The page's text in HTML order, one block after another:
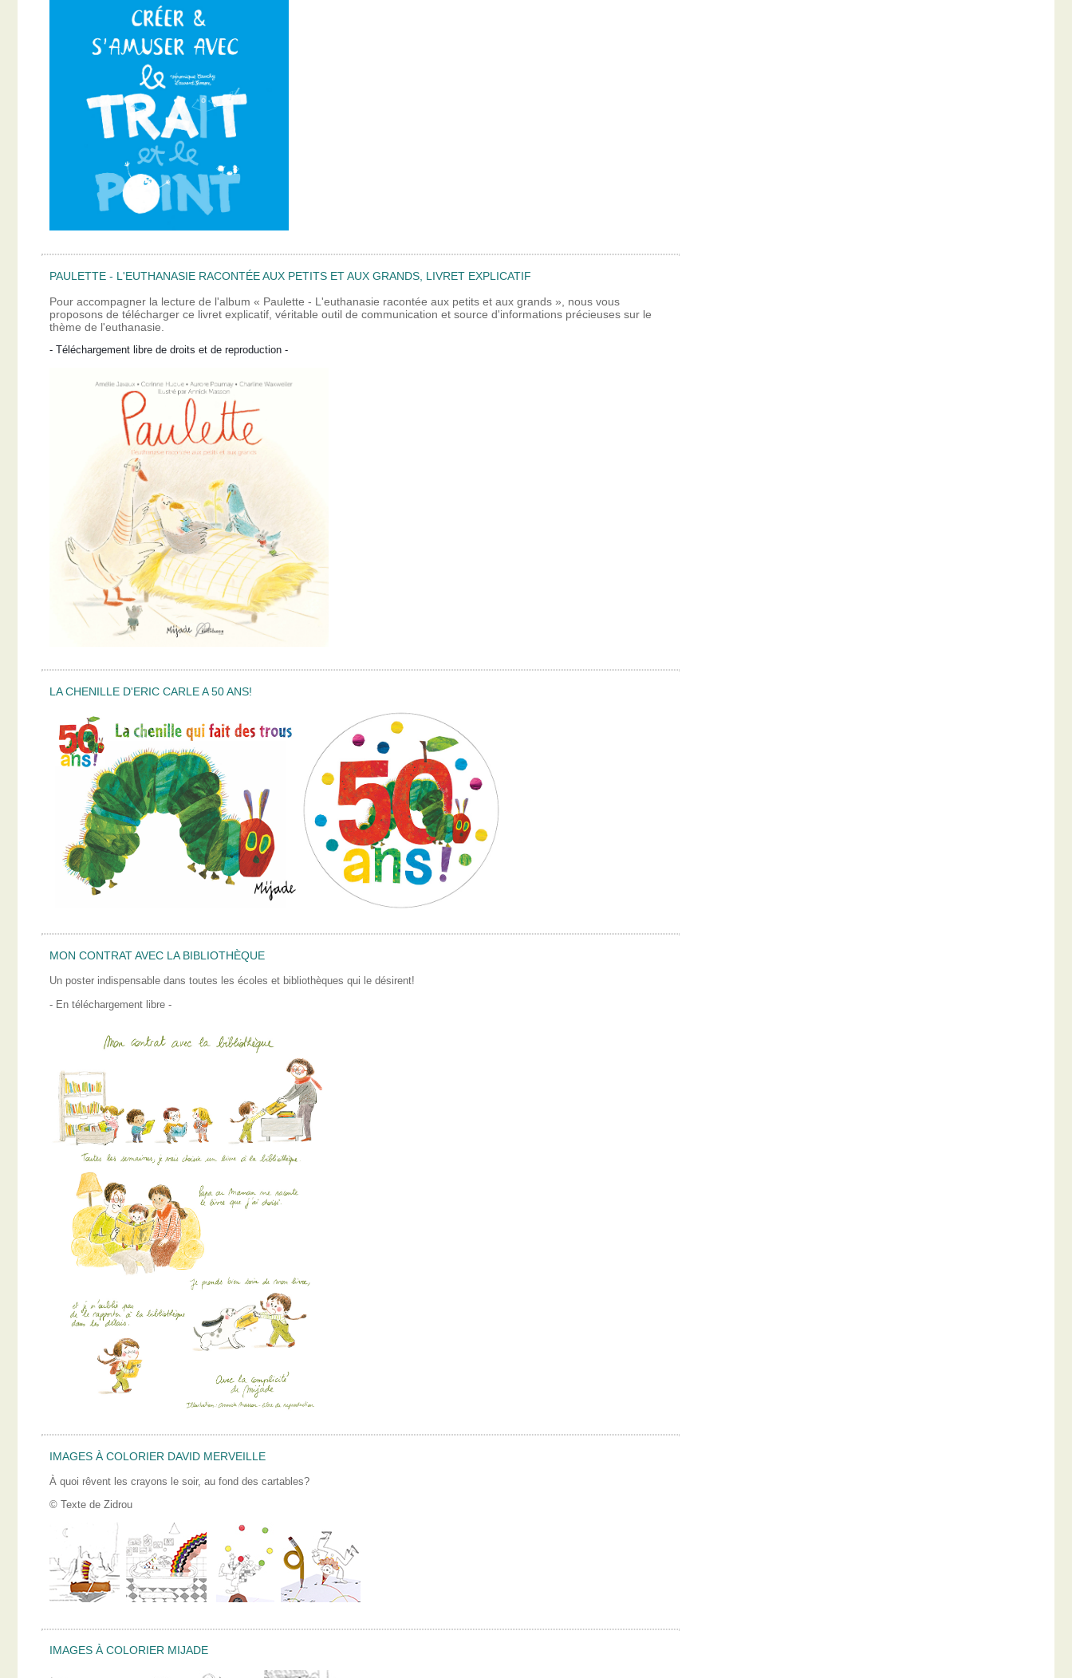
PAULETTE - L'EUTHANASIE RACONTÉE AUX PETITS ET AUX GRANDS, LIVRET EXPLICATIF
Pour accompagner la lecture de l'album « Paulette - L'euthanasie racontée aux petits et aux grands », nous vous
proposons de télécharger ce livret explicatif, véritable outil de communication et source d'informations précieuses sur le
thème de l'euthanasie.
- Téléchargement libre de droits et de reproduction -
LA CHENILLE D'ERIC CARLE A 50 ANS!
MON CONTRAT AVEC LA BIBLIOTHÈQUE
Un poster indispensable dans toutes les écoles et bibliothèques qui le désirent!
- En téléchargement libre -
IMAGES À COLORIER DAVID MERVEILLE
À quoi rêvent les crayons le soir, au fond des cartables?
© Texte de Zidrou
IMAGES À COLORIER MIJADE